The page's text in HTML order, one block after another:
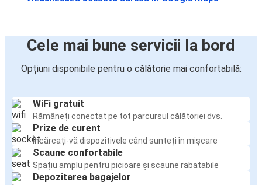
Cele mai bune servicii la bord
Opțiuni disponibile pentru o călătorie mai confortabilă:
WiFi gratuit
Rămâneți conectat pe tot parcursul călătoriei dvs.
Prize de curent
Încărcați-vă dispozitivele când sunteți în mișcare
Scaune confortabile
Spațiu amplu pentru picioare și scaune rabatabile
Depozitarea bagajelor